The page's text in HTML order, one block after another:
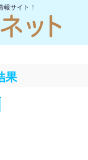
サイト！
果